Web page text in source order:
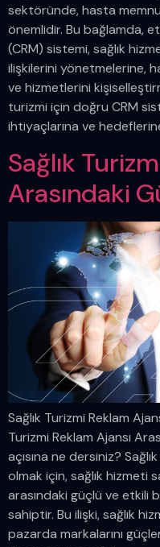
sektöründe, hasta
önemlidir. Bu bağlamda,
(CRM) sistemi, sağlık
ilişkilerini yönetmelerine,
ve hizmetlerini
turizmi için doğru CRM
ihtiyaçlarına ve
Sağlık
Arasındaki
Sağlık Turizmi Reklam
Turizmi Reklam Ajansı
açısına ne dersiniz?
olmak için, sağlık hizmeti
arasındaki güçlü ve etkili
sahiptir. Bu ilişki, sağlık
pazarda markalarını